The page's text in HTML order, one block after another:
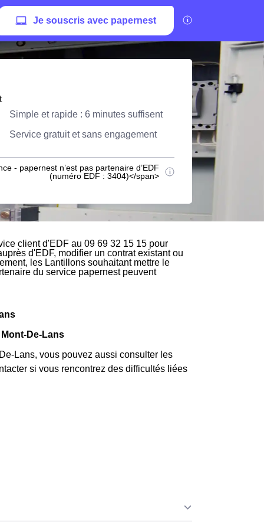
Je souscris avec papernest
Simple et rapide : 6 minutes suffisent
Service gratuit et sans engagement
- papernest n’est pas partenaire d’EDF
(numéro EDF : 3404)</span>
client d'EDF au 09 69 32 15 15 pour
d'EDF, modifier un contrat existant ou
les Lantillons souhaitant mettre le
du service papernest peuvent
De-Lans
Lans, vous pouvez aussi consulter les
si vous rencontrez des difficultés liées